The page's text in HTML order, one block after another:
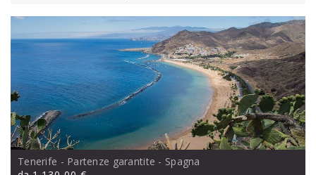
Tenerife - Partenze garantite - Spagna